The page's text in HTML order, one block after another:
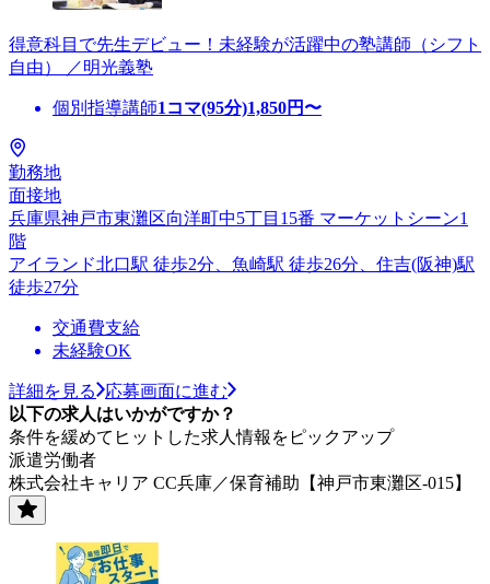
得意科目で先生デビュー！未経験が活躍中の塾講師（シフト
自由） ／明光義塾
個別指導講師1コマ(95分)1,850円〜
勤務地
面接地
兵庫県神戸市東灘区向洋町中5丁目15番 マーケットシーン1
階
アイランド北口駅 徒歩2分、魚崎駅 徒歩26分、住吉(阪神)駅
徒歩27分
交通費支給
未経験OK
詳細を見る
応募画面に進む
以下の求人はいかがですか？
条件を緩めてヒットした求人情報をピックアップ
派遣労働者
株式会社キャリア CC兵庫／保育補助【神戸市東灘区-015】